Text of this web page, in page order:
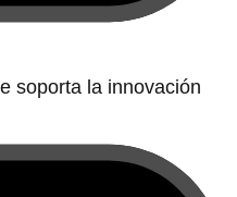
soporta la innovación